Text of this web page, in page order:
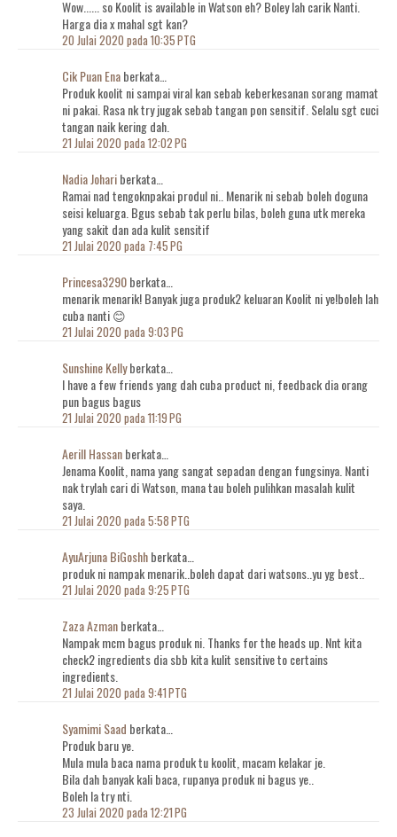
Wow...... so Koolit is available in Watson eh? Boley lah carik Nanti.
Harga dia x mahal sgt kan?
20 Julai 2020 pada 10:35 PTG
Cik Puan Enaberkata…
Produk koolit ni sampai viral kan sebab keberkesanan sorang mamat
ni pakai. Rasa nk try jugak sebab tangan pon sensitif. Selalu sgt cuci
tangan naik kering dah.
21 Julai 2020 pada 12:02 PG
Nadia Johariberkata…
Ramai nad tengoknpakai produl ni.. Menarik ni sebab boleh doguna
seisi keluarga. Bgus sebab tak perlu bilas, boleh guna utk mereka
yang sakit dan ada kulit sensitif
21 Julai 2020 pada 7:45 PG
Princesa3290berkata…
menarik menarik! Banyak juga produk2 keluaran Koolit ni ye!boleh lah
cuba nanti 😊
21 Julai 2020 pada 9:03 PG
Sunshine Kellyberkata…
I have a few friends yang dah cuba product ni, feedback dia orang
pun bagus bagus
21 Julai 2020 pada 11:19 PG
Aerill Hassanberkata…
Jenama Koolit, nama yang sangat sepadan dengan fungsinya. Nanti
nak trylah cari di Watson, mana tau boleh pulihkan masalah kulit
saya.
21 Julai 2020 pada 5:58 PTG
AyuArjuna BiGoshhberkata…
produk ni nampak menarik..boleh dapat dari watsons..yu yg best..
21 Julai 2020 pada 9:25 PTG
Zaza Azmanberkata…
Nampak mcm bagus produk ni. Thanks for the heads up. Nnt kita
check2 ingredients dia sbb kita kulit sensitive to certains
ingredients.
21 Julai 2020 pada 9:41 PTG
Syamimi Saad berkata…
Produk baru ye.
Mula mula baca nama produk tu koolit, macam kelakar je.
Bila dah banyak kali baca, rupanya produk ni bagus ye..
Boleh la try nti.
23 Julai 2020 pada 12:21 PG